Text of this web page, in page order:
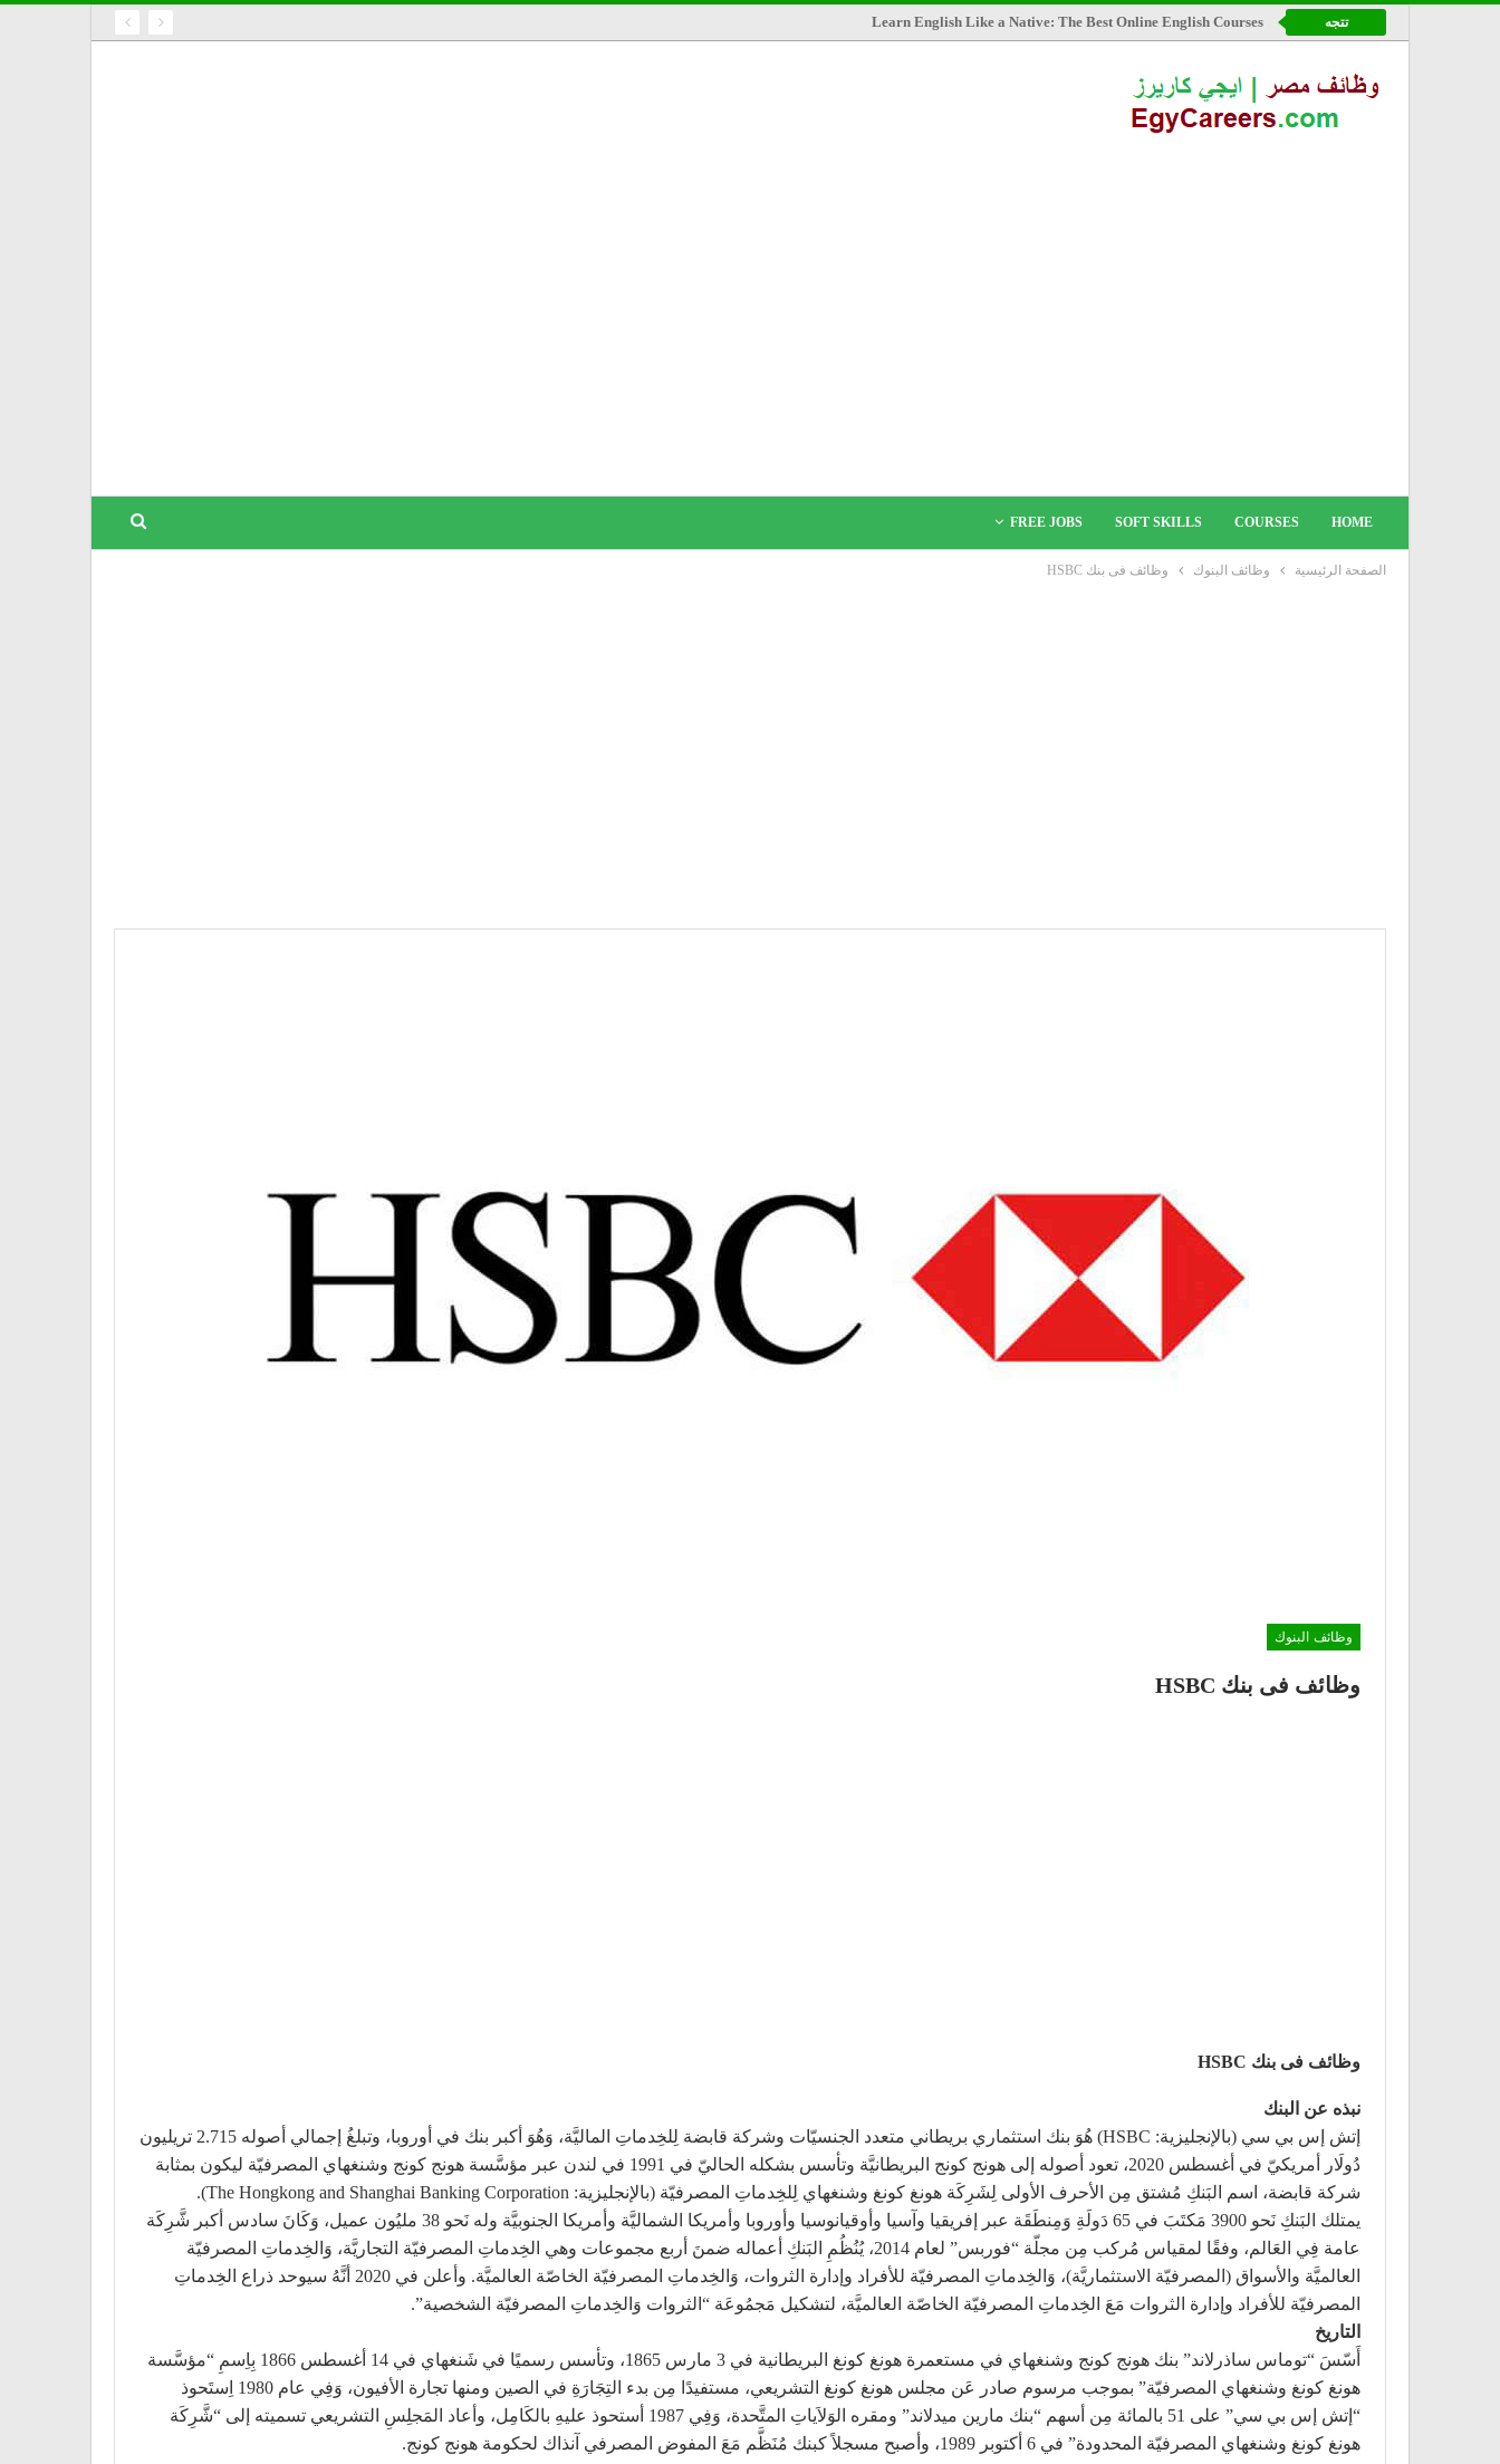
تتجه Learn English Like a Native: The Best Online English Courses
HOME
COURSES
SOFT SKILLS
FREE JOBS
الصفحة الرئيسية وظائف البنوك وظائف فى بنك HSBC
وظائف البنوك
وظائف فى بنك HSBC
وظائف فى بنك HSBC
نبذه عن البنك
إتش إس بي سي (بالإنجليزية: HSBC)‏ هُوَ بنك استثماري بريطاني متعدد الجنسيّات وشركة قابضة لِلخِدماتِ الماليَّة، وَهُوَ أكبر بنك في أوروبا، وتبلغُ إجمالي أصوله 2.715 تريليون
دُولَار أمريكيّ في أغسطس 2020، تعود أصوله إلى هونج كونج البريطانيَّة وتأسس بشكله الحاليّ في 1991 في لندن عبر مؤسَّسة هونج كونج وشنغهاي المصرفيّة ليكون بمثابة
شركة قابضة، اسم البَنكِ مُشتق مِن الأحرف الأولى لِشَرِكَة هونغ كونغ وشنغهاي لِلخِدماتِ المصرفيّة (بالإنجليزية: The Hongkong and Shanghai Banking Corporation)‏.
يمتلك البَنكِ نَحو 3900 مَكتَبَ في 65 دَولَةِ وَمِنطَقَة عبر إفريقيا وآسيا وأوقيانوسيا وأوروبا وأمريكا الشماليَّة وأمريكا الجنوبيَّة وله نَحو 38 مليُون عميل، وَكَانَ سادس أكبر شَّرِكَة
عامة فِي العَالم، وفقًا لمقياس مُركب مِن مجلّة “فوربس” لعام 2014، يُنُظُمِ البَنكِ أعماله ضمنَ أربع مجموعات وهي الخِدماتِ المصرفيّة التجاريَّة، وَالخِدماتِ المصرفيّة
العالميَّة والأسواق (المصرفيّة الاستثماريَّة)، وَالخِدماتِ المصرفيّة للأفراد وإدارة الثروات، وَالخِدماتِ المصرفيّة الخاصّة العالميَّة. وأعلن في 2020 أنَّهُ سيوحد ذراع الخِدماتِ
المصرفيّة للأفراد وإدارة الثروات مَعَ الخِدماتِ المصرفيّة الخاصّة العالميَّة، لتشكيل مَجمُوعَة “الثروات وَالخِدماتِ المصرفيّة الشخصية”.
التاريخ
أَسّسَ “توماس ساذرلاند” بنك هونج كونج وشنغهاي في مستعمرة هونغ كونغ البريطانية في 3 مارس 1865، وتأسس رسميًا في شَنغهاي في 14 أغسطس 1866 بِاِسمِ “مؤسَّسة
هونغ كونغ وشنغهاي المصرفيّة” بموجب مرسوم صادر عَن مجلس هونغ كونغ التشريعي، مستفيدًا مِن بدء التِجَارَةِ في الصين ومنها تجارة الأفيون، وَفِي عام 1980 اِستَحوذ
“إتش إس بي سي” على 51 بالمائة مِن أسهم “بنك مارين ميدلاند” ومقره الوَلاَياتِ المتَّحدة، وَفِي 1987 أستحوذ عليهِ بالكَامِل، وأعاد المَجلِسِ التشريعي تسميته إلى “شَّرِكَة
هونغ كونغ وشنغهاي المصرفيّة المحدودة” في 6 أكتوبر 1989، وأصبح مسجلاً كبنك مُنَظَّم مَعَ المفوض المصرفي آنذاك لحكومة هونج كونج.